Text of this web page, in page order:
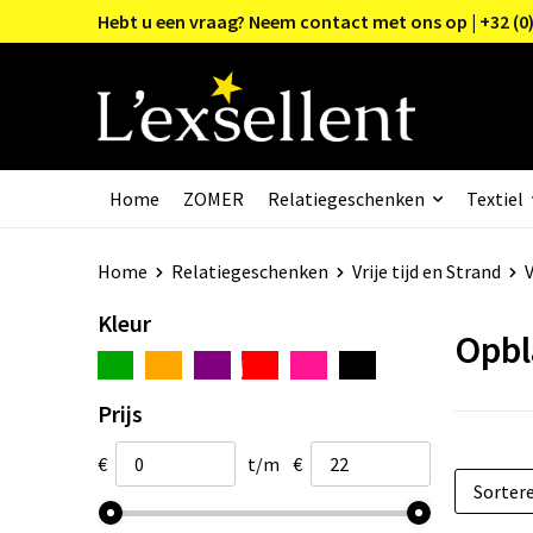
Hebt u een vraag? Neem contact met ons op | +32
Home ZOMER Relatiegeschenken Textiel
Home Relatiegeschenken Vrije tijd en Strand
Kleur
Prijs
€ t/m €